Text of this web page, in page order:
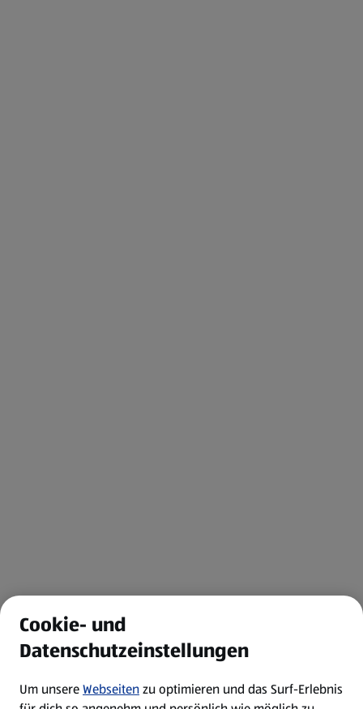
Cookie- und
Datenschutzeinstellungen
Um unsereWebseitenzu optimieren und das Surf-Erlebnis